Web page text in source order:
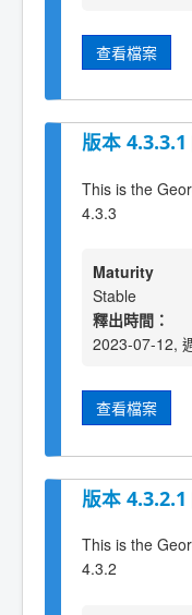
查看檔案
版本 4.3.3.1
This is the
4.3.3
Maturity
Stable
釋出時間：
2023-07-12,
查看檔案
版本 4.3.2.1
This is the
4.3.2